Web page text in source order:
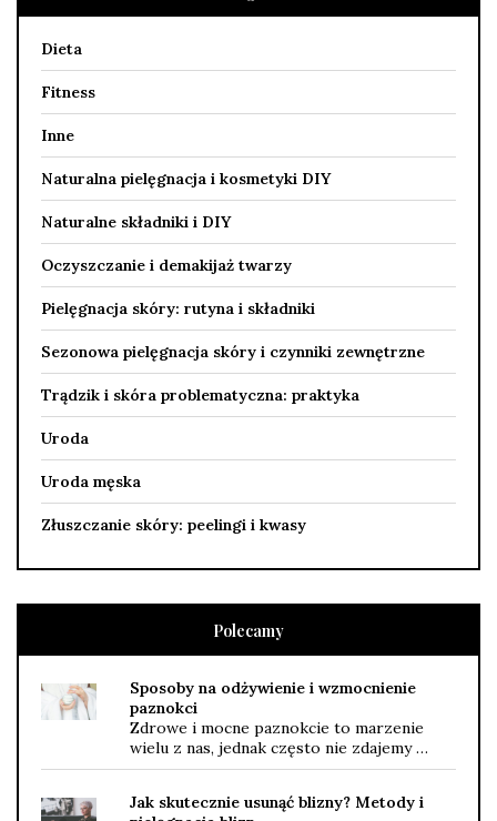
Dieta
Fitness
Inne
Naturalna pielęgnacja i kosmetyki DIY
Naturalne składniki i DIY
Oczyszczanie i demakijaż twarzy
Pielęgnacja skóry: rutyna i składniki
Sezonowa pielęgnacja skóry i czynniki zewnętrzne
Trądzik i skóra problematyczna: praktyka
Uroda
Uroda męska
Złuszczanie skóry: peelingi i kwasy
Polecamy
Sposoby na odżywienie i wzmocnienie
paznokci
Zdrowe i mocne paznokcie to marzenie
wielu z nas, jednak często nie zdajemy …
Jak skutecznie usunąć blizny? Metody i